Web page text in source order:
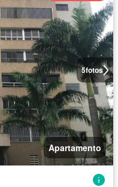
5fotos
Apartamento